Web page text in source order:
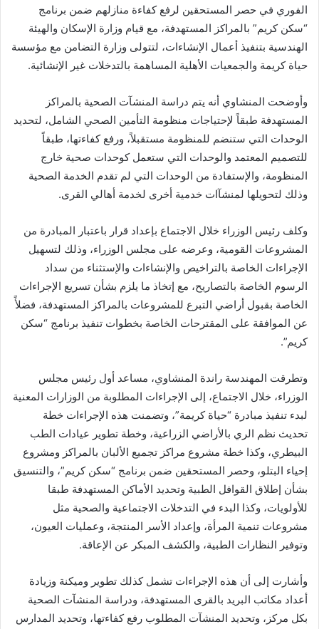
الفوري في حصر المستحقين لرفع كفاءة منازلهم ضمن برنامج
“سكن كريم” بالمراكز المستهدفة، مع قيام وزارة الإسكان والهيئة
الهندسية بتنفيذ أعمال الإنشاءات، لتتولى وزارة التضامن مع مؤسسة
حياة كريمة والجمعيات الأهلية المساهمة بالتدخلات غير الإنشائية.
وأوضحت المنشاوي أنه يتم دراسة المنشآت الصحية بالمراكز
المستهدفة طبقاً لإحتياجات منظومة التأمين الصحي الشامل، لتحديد
الوحدات التي ستنضم للمنظومة مستقبلاً، ورفع كفاءتها، طبقاً
للتصميم المعتمد والوحدات التي ستعمل كوحدات صحية خارج
المنظومة، والإستفادة من الوحدات التي لم تقدم الخدمة الصحية
وذلك لتحويلها لمنشآات خدمية أخرى لخدمة أهالي القرى.
وكلف رئيس الوزراء خلال الاجتماع بإعداد قرار باعتبار المبادرة من
المشروعات القومية، وعرضه على مجلس الوزراء، وذلك لتسهيل
الإجراءات الخاصة بالتراخيص والإنشاءات والإستثناء من سداد
الرسوم الخاصة بالتصاريح، مع إتخاذ ما يلزم بشأن تسريع الإجراءات
الخاصة بقبول أراضي التبرع للمشروعات بالمراكز المستهدفة، فضلأً
عن الموافقة على المقترحات الخاصة بخطوات تنفيذ برنامج “سكن
كريم”.
وتطرقت المهندسة راندة المنشاوي، مساعد أول رئيس مجلس
الوزراء، خلال الاجتماع، إلى الإجراءات المطلوبة من الوزارات المعنية
لبدء تنفيذ مبادرة “حياة كريمة”، وتضمنت هذه الإجراءات خطة
تحديث نظم الري بالأراضي الزراعية، وخطة تطوير عيادات الطب
البيطري، وكذا خطة مشروع مراكز تجميع الألبان بالمراكز ومشروع
إحياء البتلو، وحصر المستحقين ضمن برنامج “سكن كريم”، والتنسيق
بشأن إطلاق القوافل الطبية وتحديد الأماكن المستهدفة طبقا
للأولويات، وكذا البدء في التدخلات الاجتماعية والصحية مثل
مشروعات تنمية المرأة، وإعداد الأسر المنتجة، وعمليات العيون،
وتوفير النظارات الطبية، والكشف المبكر عن الإعاقة.
وأشارت إلى أن هذه الإجراءات تشمل كذلك تطوير وميكنة وزيادة
أعداد مكاتب البريد بالقرى المستهدفة، ودراسة المنشآت الصحية
بكل مركز، وتحديد المنشآت المطلوب رفع كفاءتها، وتحديد المدارس